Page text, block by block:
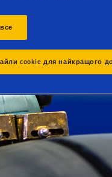
cookie для найкращого